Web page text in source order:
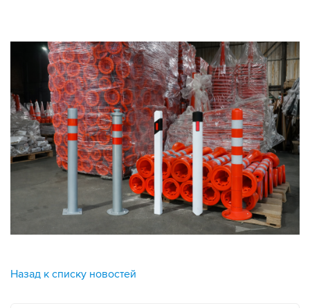
Назад к списку новостей